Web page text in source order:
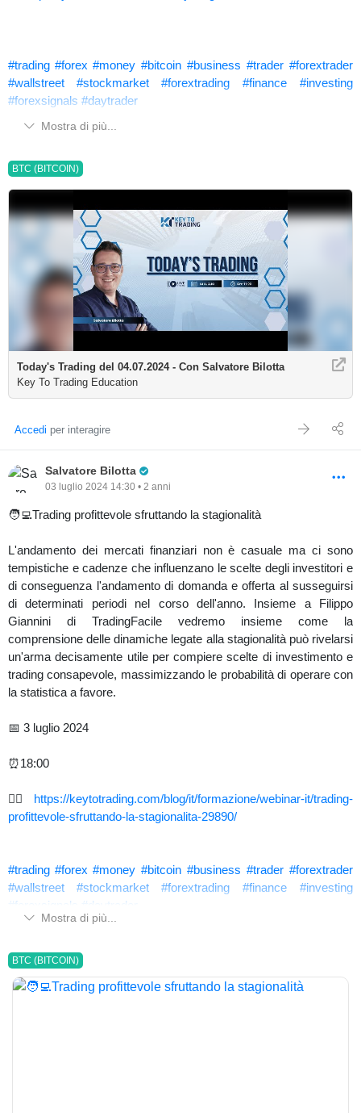
#trading #forex #money #bitcoin #business #trader #forextrader
#wallstreet
#stockmarket #forextrading #finance
#investing
#forexsignals #daytrader
Mostra di più...
BTC (BITCOIN)
Today's Trading del 04.07.2024 - Con Salvatore Bilotta
Key To Trading Education
Accedi per interagire
Salvatore Bilotta
03 luglio 2024 14:30 • 2 anni
🧑‍💻Trading profittevole sfruttando la stagionalità
L'andamento dei mercati finanziari non è casuale ma ci sono
tempistiche e cadenze che influenzano le scelte degli investitori e
di conseguenza l'andamento di domanda e offerta al susseguirsi
di determinati periodi nel corso dell'anno. Insieme a Filippo
Giannini di TradingFacile vedremo insieme come la
comprensione delle dinamiche legate alla stagionalità può rivelarsi
un'arma decisamente utile per compiere scelte di investimento e
trading consapevole, massimizzando le probabilità di operare con
la statistica a favore.
📅 3 luglio 2024
⏰18:00
👉🏻 https://keytotrading.com/blog/it/formazione/webinar-it/trading-
profittevole-sfruttando-la-stagionalita-29890/
#trading #forex #money #bitcoin #business #trader #forextrader
#wallstreet
#stockmarket #forextrading #finance
#investing
#forexsignals
#daytrader
Mostra di più...
BTC (BITCOIN)